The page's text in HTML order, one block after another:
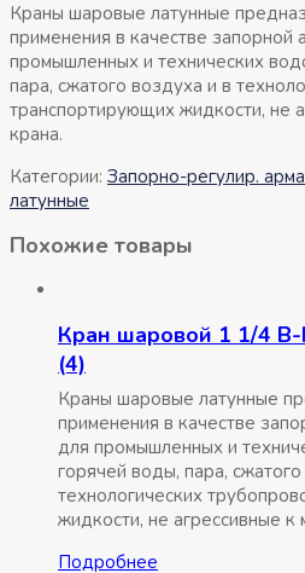
Краны шаровые латунные
применения в качестве запорной
промышленных и технических
пара, сжатого воздуха и в
транспортирующих жидкости, не
крана.
Категории: Запорно-регулир.
латунные
Похожие товары
Кран шаровой 1 1/4 В-
(4)
Краны шаровые латунные
применения в качестве
для промышленных и
горячей воды, пара,
технологических
жидкости, не агрессивные к
Подробнее